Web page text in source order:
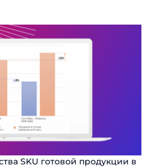
SKU готовой продукции в